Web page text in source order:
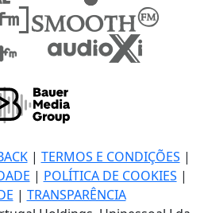
| TERMOS E CONDIÇÕES |
| POLÍTICA DE COOKIES |
| TRANSPARÊNCIA